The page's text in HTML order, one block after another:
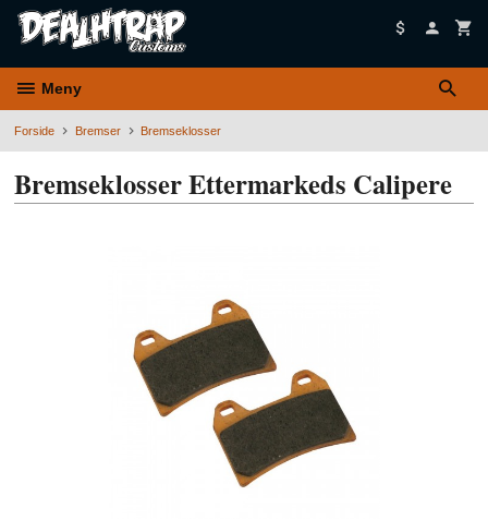
Meny
Forside Bremser Bremseklosser
Bremseklosser Ettermarkeds Calipere